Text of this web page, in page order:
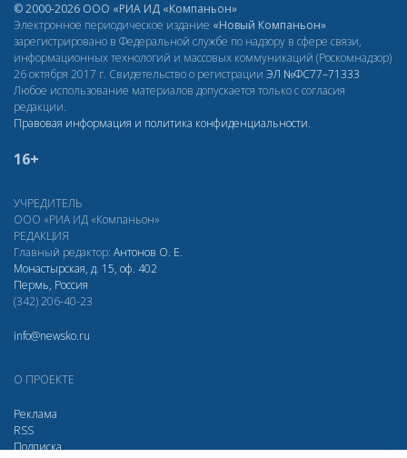
© 2000-2026 ООО «РИА ИД «Компаньон»
Электронное периодическое издание «Новый Компаньон»
зарегистрировано в Федеральной службе по надзору в сфере связи,
информационных технологий и массовых коммуникаций (Роскомнадзор)
26 октября 2017 г. Свидетельство о регистрации ЭЛ №ФС77–71333
Любое использование материалов допускается только с согласия
редакции.
Правовая информация и политика конфиденциальности.
16+
УЧРЕДИТЕЛЬ
ООО «РИА ИД «Компаньон»
РЕДАКЦИЯ
Главный редактор: Антонов О. Е.
Монастырская, д. 15, оф. 402
Пермь, Россия
(342) 206-40-23
info@newsko.ru
О ПРОЕКТЕ
Реклама
RSS
Подписка